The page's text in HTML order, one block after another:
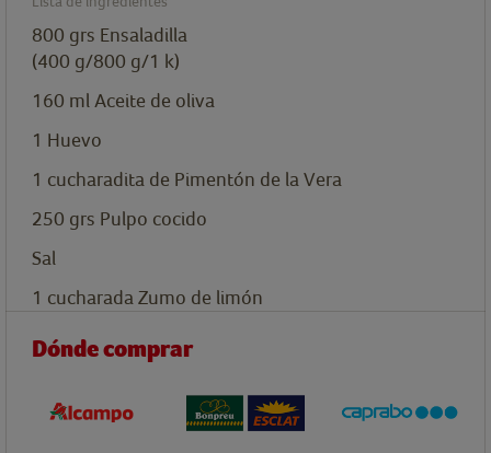
800 grs Ensaladilla
(400 g/800 g/1 k)
160 ml Aceite de oliva
1 Huevo
1 cucharadita de Pimentón de la Vera
250 grs Pulpo cocido
Sal
1 cucharada Zumo de limón
Dónde comprar